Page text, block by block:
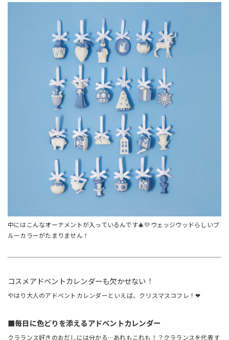
中にはこんなオーナメントが入っているんです🎄💛ウェッジウッドらしいブ
ルーカラーがたまりません！
コスメアドベントカレンダーも欠かせない！
やはり大人のアドベントカレンダーといえば、クリスマスコフレ！❤
■毎日に色どりを添えるアドベントカレンダー
クラランス好きのおだしには分かる…あれもこれも！？クラランスを代表す